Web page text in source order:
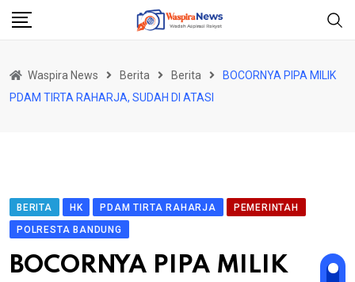
Skip
Waspira News Berita Berita
BOCORNYA PIPA MILIK
PDAM TIRTA RAHARJA, SUDAH DI ATASI
BERITA HK PDAM TIRTA RAHARJA
PEMERINTAH
POLRESTA BANDUNG
BOCORNYA PIPA MILIK